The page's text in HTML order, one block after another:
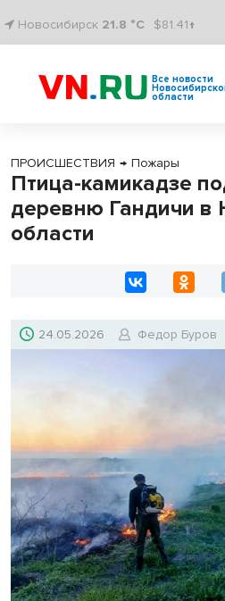
Новосибирск 21.8 °C $81.41↑
Все новости
области
ПРОИСШЕСТВИЯ → Пожары
Птица-камикадзе
деревню Гандичи в
области
24.05.2026 Федор Буров